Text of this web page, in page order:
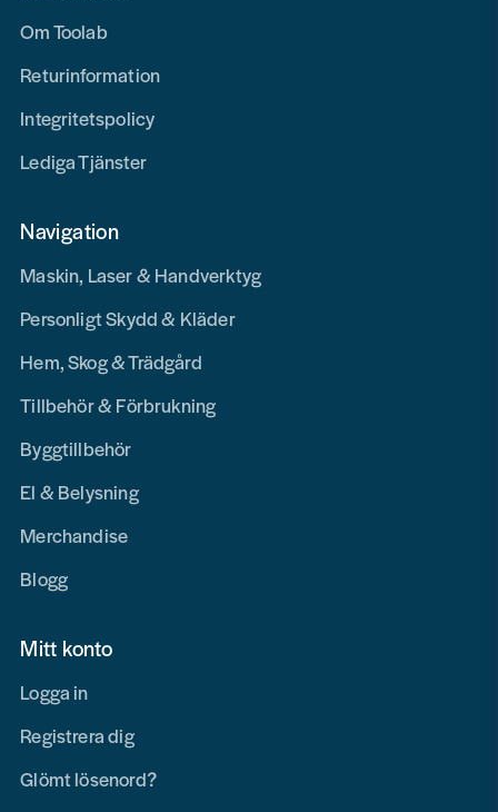
Om Toolab
Returinformation
Integritetspolicy
Lediga Tjänster
Navigation
Maskin, Laser & Handverktyg
Personligt Skydd & Kläder
Hem, Skog & Trädgård
Tillbehör & Förbrukning
Byggtillbehör
El & Belysning
Merchandise
Blogg
Mitt konto
Logga in
Registrera dig
Glömt lösenord?